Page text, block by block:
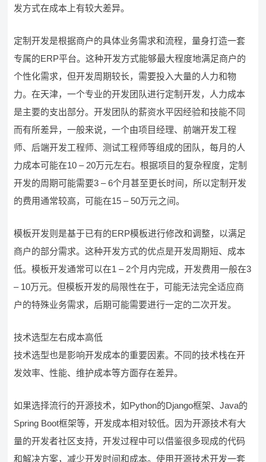
发方式在成本上有较大差异。
定制开发是根据商户的具体业务需求和流程，量身打造一套
专属的ERP平台。这种开发方式能够最大程度地满足商户的
个性化需求，但开发周期较长，需要投入大量的人力和物
力。在天津，一个专业的开发团队进行定制开发，人力成本
是主要的支出部分。开发团队的薪资水平因经验和技能不同
而有所差异，一般来说，一个由项目经理、前端开发工程
师、后端开发工程师、测试工程师等组成的团队，每月的人
力成本可能在10 – 20万元左右。根据项目的复杂程度，定制
开发的周期可能需要3 – 6个月甚至更长时间，所以定制开发
的费用通常较高，可能在15 – 50万元之间。
模板开发则是基于已有的ERP模板进行修改和调整，以满足
商户的部分需求。这种开发方式的优点是开发周期短、成本
低。模板开发通常可以在1 – 2个月内完成，开发费用一般在3
– 10万元。但模板开发的局限性在于，可能无法完全适应商
户的特殊业务需求，后期可能需要进行一定的二次开发。
技术选型左右成本高低
技术选型也是影响开发成本的重要因素。不同的技术栈在开
发效率、性能、维护成本等方面存在差异。
如果选择流行的开源技术，如Python的Django框架、Java的
Spring Boot框架等，开发成本相对较低。因为开源技术有大
量的开发者社区支持，开发过程中可以借鉴很多现成的代码
和解决方案，减少开发时间和成本。使用开源技术开发一套